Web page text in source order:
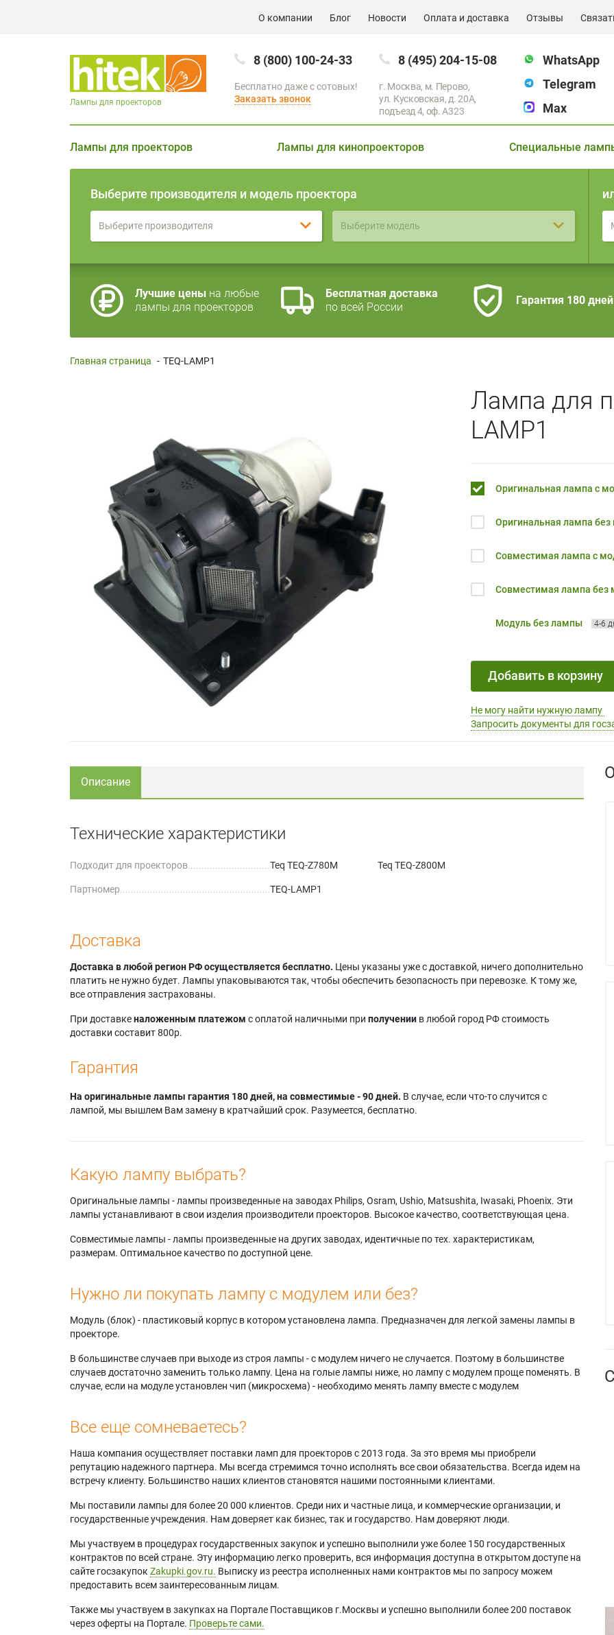
О компании Блог Новости Оплата и доставка Отзывы
8 (800) 100-24-33
Бесплатно даже с сотовых!
Заказать звонок
8 (495) 204-15-08
г. Москва, м. Перово,
ул. Кусковская, д. 20А,
подъезд 4, оф. A323
WhatsApp
Telegram
Max
Лампы для проекторов
Лампы для проекторов Лампы для кинопроекторов Специальные
Выберите производителя и модель проектора
Выберите производителя Выберите модель
Лучшие цены на любые
лампы для проекторов
Бесплатная доставка
по всей России
Гарантия 180 дней
Главная страница - TEQ-LAMP1
Лампа для
LAMP1
Оригинальная лампа с
Оригинальная лампа без
Совместимая лампа с
Совместимая лампа без
Модуль без лампы 4-6
Добавить в корзину
Не могу найти нужную лампу
Запросить документы для
Описание
Технические характеристики
Подходит для проекторов Teq TEQ-Z780M Teq TEQ-Z800M
Партномер TEQ-LAMP1
Доставка
Доставка в любой регион РФ осуществляется бесплатно. Цены указаны уже с доставкой, ничего дополнительно
платить не нужно будет. Лампы упаковываются так, чтобы обеспечить безопасность при перевозке. К тому же,
все отправления застрахованы.
При доставкеналоженным платежом с оплатой наличными при получении в любой город РФ стоимость
доставки составит 800р.
Гарантия
На оригинальные лампы гарантия 180 дней, на совместимые - 90 дней. В случае, если что-то случится с
лампой, мы вышлем Вам замену в кратчайший срок. Разумеется, бесплатно.
Какую лампу выбрать?
Оригинальные лампы - лампы произведенные на заводах Philips, Osram, Ushio, Matsushita, Iwasaki, Phoenix. Эти
лампы устанавливают в свои изделия производители проекторов. Высокое качество, соответствующая цена.
Совместимые лампы - лампы произведенные на других заводах, идентичные по тех. характеристикам,
размерам. Оптимальное качество по доступной цене.
Нужно ли покупать лампу с модулем или без?
Модуль (блок) - пластиковый корпус в котором установлена лампа. Предназначен для легкой замены лампы в
проекторе.
В большинстве случаев при выходе из строя лампы - с модулем ничего не случается. Поэтому в большинстве
случаев достаточно заменить только лампу. Цена на голые лампы ниже, но лампу с модулем проще поменять. В
случае, если на модуле установлен чип (микросхема) - необходимо менять лампу вместе с модулем
Все еще сомневаетесь?
Наша компания осуществляет поставки ламп для проекторов с 2013 года. За это время мы приобрели
репутацию надежного партнера. Мы всегда стремимся точно исполнять все свои обязательства. Всегда идем на
встречу клиенту. Большинство наших клиентов становятся нашими постоянными клиентами.
Мы поставили лампы для более 20 000 клиентов. Среди них и частные лица, и коммерческие организации, и
государственные учреждения. Нам доверяет как бизнес, так и государство. Нам доверяют люди.
Мы участвуем в процедурах государственных закупок и успешно выполнили уже более 150 государственных
контрактов по всей стране. Эту информацию легко проверить, вся информация доступна в открытом доступе на
сайте госзакупок Zakupki.gov.ru. Выписку из реестра исполненных нами контрактов мы по запросу можем
предоставить всем заинтересованным лицам.
Также мы участвуем в закупках на Портале Поставщиков г.Москвы и успешно выполнили более 200 поставок
через оферты на Портале. Проверьте сами.